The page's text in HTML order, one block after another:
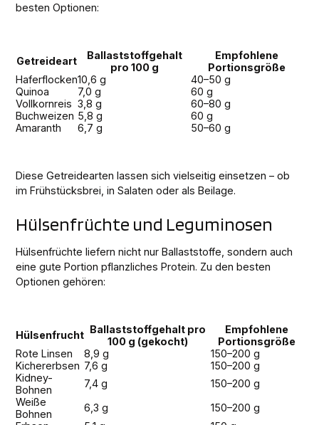
besten Optionen:
Getreideart
Ballaststoffgehalt
pro 100 g
Empfohlene
Portionsgröße
Haferflocken10,6 g
40–50 g
Quinoa
7,0 g
60 g
Vollkornreis 3,8 g
60–80 g
Buchweizen 5,8 g
60 g
Amaranth
6,7 g 50–60 g
Diese Getreidearten lassen sich vielseitig einsetzen – ob
im Frühstücksbrei, in Salaten oder als Beilage.
Hülsenfrüchte und Leguminosen
Hülsenfrüchte liefern nicht nur Ballaststoffe, sondern auch
eine gute Portion pflanzliches Protein. Zu den besten
Optionen gehören:
Hülsenfrucht Ballaststoffgehalt pro
100 g (gekocht)
Empfohlene
Portionsgröße
Rote Linsen
8,9 g
150–200 g
Kichererbsen 7,6 g
150–200 g
Kidney-
Bohnen
7,4 g
150–200 g
Weiße
Bohnen
6,3 g
150–200 g